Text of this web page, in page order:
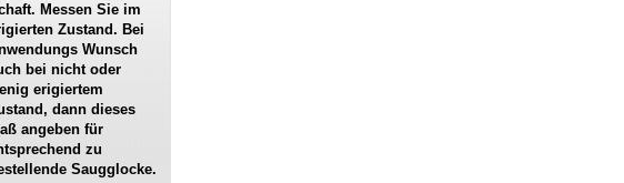
Messen Sie im
Zustand. Bei
Wunsch
bei nicht oder
erigiertem
dann dieses
angeben für
zu
Saugglocke.